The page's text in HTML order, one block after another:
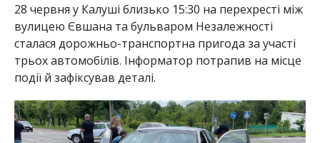
28 червня у Калуші близько 15:30 на перехресті між
вулицею Євшана та бульваром Незалежності
сталася дорожньо-транспортна пригода за участі
трьох автомобілів. Інформатор потрапив на місце
події й зафіксував деталі.